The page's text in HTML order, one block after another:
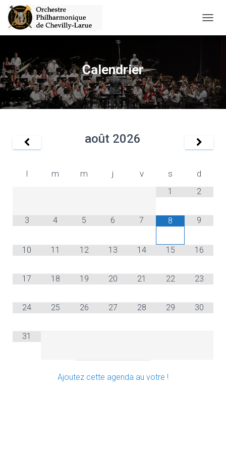
É
R
L
G
O
N
Calendrier
août 2026
l m m j v s d
1 2
3 4 5 6 7 8 9
10 11 12 13 14 15 16
17 18 19 20 21 22 23
24 25 26 27 28 29 30
31
Ajoutez cette agenda au votre !